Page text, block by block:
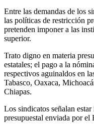
Entre las demandas de los
las políticas de restricción
pretenden imponer a las
superior.
Trato digno en materia
estatales; el pago a la
respectivos aguinaldos en
Tabasco, Oaxaca,
Chiapas.
Los sindicatos señalan
presupuestal enviada por